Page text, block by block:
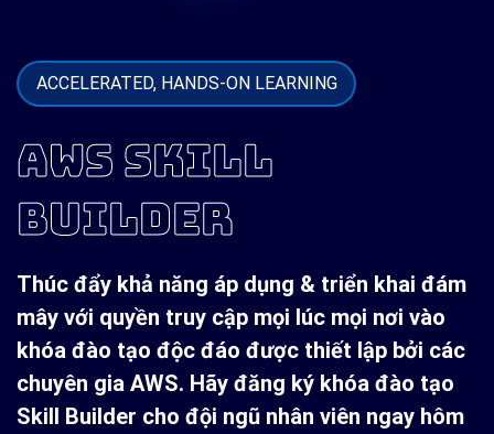
ACCELERATED, HANDS-ON LEARNING
AWS SKILL
BUILDER
Thúc đẩy khả năng áp dụng & triển khai đám
mây với quyền truy cập mọi lúc mọi nơi vào
khóa đào tạo độc đáo được thiết lập bởi các
chuyên gia AWS. Hãy đăng ký khóa đào tạo
Skill Builder cho đội ngũ nhân viên ngay hôm